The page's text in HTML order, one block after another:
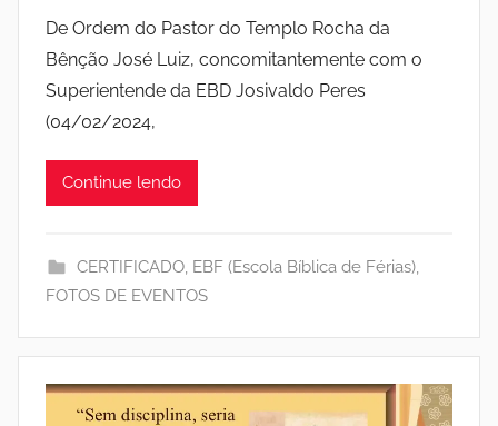
De Ordem do Pastor do Templo Rocha da
Bênção José Luiz, concomitantemente com o
Superientende da EBD Josivaldo Peres
(04/02/2024,
Continue lendo
CERTIFICADO, EBF (Escola Bíblica de Férias),
FOTOS DE EVENTOS